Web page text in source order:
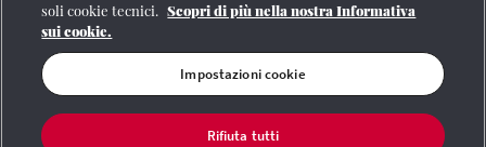
Se vuoi contattarci o avere altre informazioni
CONTATTI
soli cookie tecnici. Scopri di più nella nostra Informativa
sui cookie.
Impostazioni cookie
Rifiuta tutti